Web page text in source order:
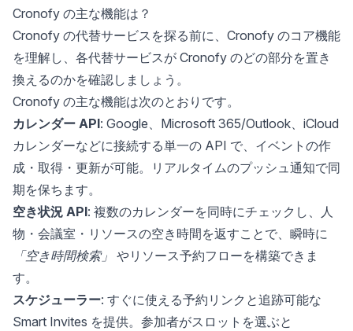
Cronofy の主な機能は？
Cronofy の代替サービスを探る前に、Cronofy のコア機能
を理解し、各代替サービスが Cronofy のどの部分を置き
換えるのかを確認しましょう。
Cronofy の主な機能は次のとおりです。
カレンダー API: Google、Microsoft 365/Outlook、iCloud
カレンダーなどに接続する単一の API で、イベントの作
成・取得・更新が可能。リアルタイムのプッシュ通知で同
期を保ちます。
空き状況 API: 複数のカレンダーを同時にチェックし、人
物・会議室・リソースの空き時間を返すことで、瞬時に
「空き時間検索」 やリソース予約フローを構築できま
す。
スケジューラー: すぐに使える予約リンクと追跡可能な
Smart Invites を提供。参加者がスロットを選ぶと